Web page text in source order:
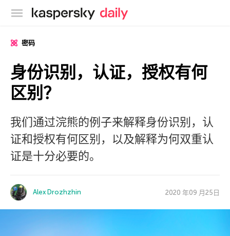
卡巴斯基官方博客
密码
身份识别，认证，授权有何
区别？
我们通过浣熊的例子来解释身份识别，认
证和授权有何区别，以及解释为何双重认
证是十分必要的。
Alex Drozhzhin 2020 年09 月25日